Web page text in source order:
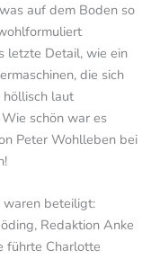
auf dem Boden so
letzte Detail, wie ein
die sich
höllisch laut
schön war es
Peter Wohlleben bei
waren beteiligt:
Redaktion Anke
führte Charlotte